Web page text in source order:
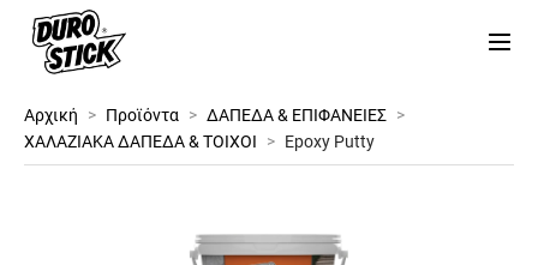
Αρχική > Προϊόντα > ΔΑΠΕΔΑ & ΕΠΙΦΑΝΕΙΕΣ >
ΧΑΛΑΖΙΑΚΑ ΔΑΠΕΔΑ & ΤΟΙΧΟΙ
> Epoxy Putty